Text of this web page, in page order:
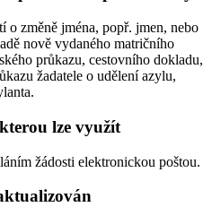
o změně jména, popř. jmen, nebo
nově vydaného matričního
průkazu, cestovního dokladu,
žadatele o udělení azylu,
lze využít
žádosti elektronickou poštou.